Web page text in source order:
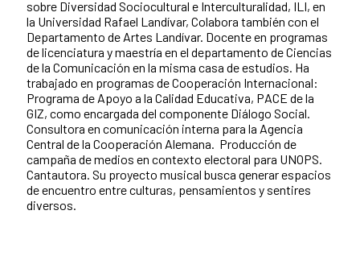
sobre Diversidad Sociocultural e Interculturalidad, ILI, en
la Universidad Rafael Landívar, Colabora también con el
Departamento de Artes Landívar. Docente en programas
de licenciatura y maestría en el departamento de Ciencias
de la Comunicación en la misma casa de estudios. Ha
trabajado en programas de Cooperación Internacional:
Programa de Apoyo a la Calidad Educativa, PACE de la
GIZ, como encargada del componente Diálogo Social.
Consultora en comunicación interna para la Agencia
Central de la Cooperación Alemana. Producción de
campaña de medios en contexto electoral para UNOPS.
Cantautora. Su proyecto musical busca generar espacios
de encuentro entre culturas, pensamientos y sentires
diversos.